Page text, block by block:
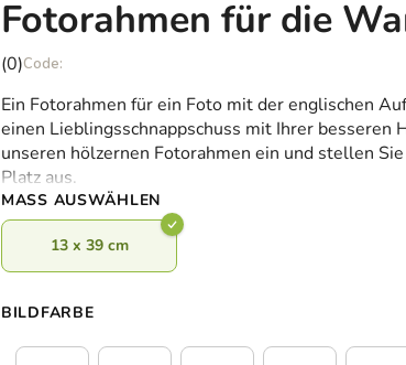
Fotorahmen für die
Die
Produktbewertung
ist
0,0
von
5
Sternen.
(0)
Ein Fotorahmen für ein Foto mit der englischen
einen Lieblingsschnappschuss mit Ihrer besseren
unseren hölzernen Fotorahmen ein und stellen
Platz aus.
MASS AUSWÄHLEN
13 x 39 cm
BILDFARBE